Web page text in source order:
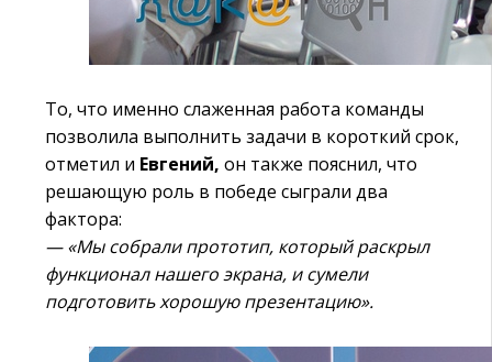
То, что именно слаженная работа команды
позволила выполнить задачи в короткий срок,
отметил и Евгений, он также пояснил, что
решающую роль в победе сыграли два
фактора:
— «Мы собрали прототип, который раскрыл
функционал нашего экрана, и сумели
подготовить хорошую презентацию».